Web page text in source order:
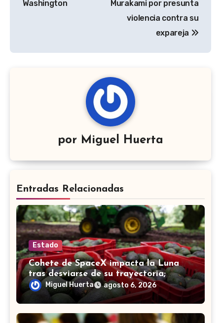
Washington
Murakami por presunta
violencia contra su
expareja
por Miguel Huerta
Entradas Relacionadas
Estado
Cohete de SpaceX impacta la Luna
tras desviarse de su trayectoria;
científicos confirman el choque
Miguel Huerta agosto 6, 2026